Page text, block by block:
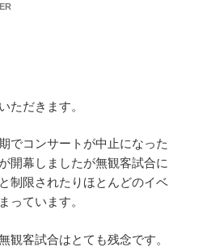
ただきます。
でコンサートが中止になった
開幕しましたが無観客試合に
制限されたりほとんどのイベ
っています。
観客試合はとても残念です。